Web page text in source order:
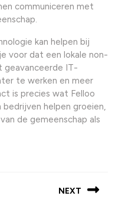
communiceren met
kan helpen bij
voor dat een lokale non-
IT-
te werken en meer
is precies wat Felloo
helpen groeien,
de gemeenschap als
NEXT